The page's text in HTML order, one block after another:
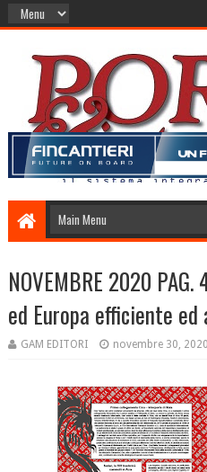
NOVEMBRE 2020
ed Europa efficiente
GAM EDITORI novembre 30, 2020